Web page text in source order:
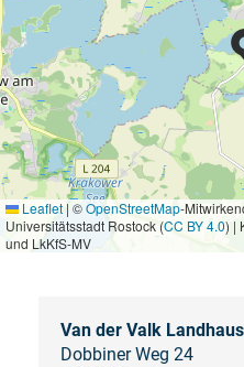
Leaflet |©OpenStreetMap-
Universitätsstadt Rostock (CC BY 4.0) |
und LkKfS-MV
Van der Valk
Dobbiner Weg 24